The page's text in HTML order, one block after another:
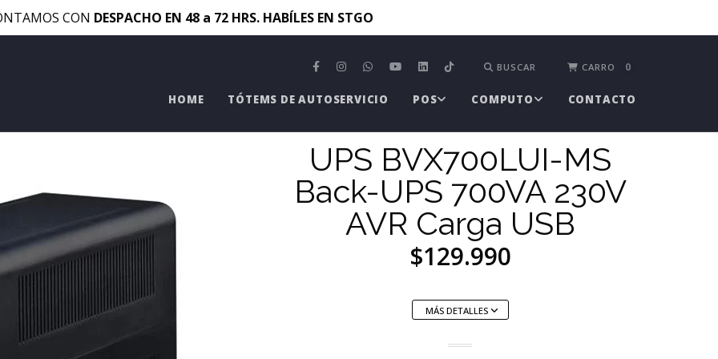
CON DESPACHO EN 48 a 72 HRS. HABÍLES EN STGO
BUSCAR CARRO 0
HOME TÓTEMS DE AUTOSERVICIO POS COMPUTO CONTACTO
UPS BVX700LUI-MS
Back-UPS 700VA 230V
AVR Carga USB
$129.990
MÁS DETALLES